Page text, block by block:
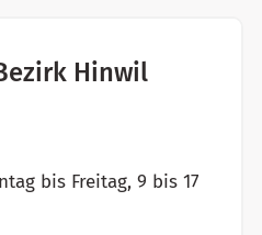
Hinwil
bis Freitag, 9 bis 17